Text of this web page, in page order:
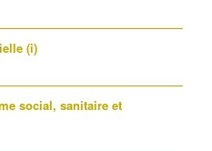
(i)
social, sanitaire et